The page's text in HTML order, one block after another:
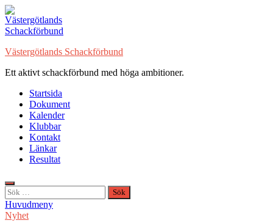
Hoppa
till
innehåll
Västergötlands Schackförbund
Ett aktivt schackförbund med höga ambitioner.
Startsida
Dokument
Kalender
Klubbar
Kontakt
Länkar
Resultat
Sök
efter:
Huvudmeny
Nyhet